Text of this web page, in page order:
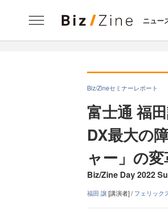
ニュー
Biz/Zineセミナーレポート
富士通 福
DX最大の
ャー」の
Biz/Zine Day 2022
福田 譲[講演者] /フェリック